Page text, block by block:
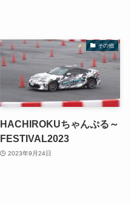
その他
HACHIROKUちゃんぷる～
FESTIVAL2023
2023年9月24日